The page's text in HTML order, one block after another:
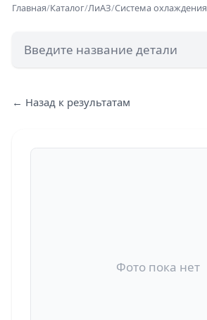
Главная/Каталог/ЛиАЗ/Система охлаждения
← Назад к результатам
Фото пока нет